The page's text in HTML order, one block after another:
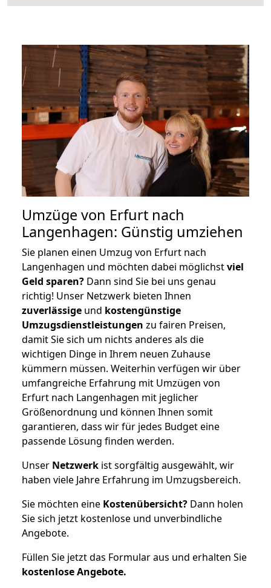
Umzüge von Erfurt nach
Langenhagen: Günstig umziehen
Sie planen einen Umzug von Erfurt nach
Langenhagen und möchten dabei möglichstviel
Geld sparen? Dann sind Sie bei uns genau
richtig! Unser Netzwerk bieten Ihnen
zuverlässige und kostengünstige
Umzugsdienstleistungen zu fairen Preisen,
damit Sie sich um nichts anderes als die
wichtigen Dinge in Ihrem neuen Zuhause
kümmern müssen. Weiterhin verfügen wir über
umfangreiche Erfahrung mit Umzügen von
Erfurt nach Langenhagen mit jeglicher
Größenordnung und können Ihnen somit
garantieren, dass wir für jedes Budget eine
passende Lösung finden werden.
Unser Netzwerk ist sorgfältig ausgewählt, wir
haben viele Jahre Erfahrung im Umzugsbereich.
Sie möchten eine Kostenübersicht? Dann holen
Sie sich jetzt kostenlose und unverbindliche
Angebote.
Füllen Sie jetzt das Formular aus und erhalten Sie
kostenloseAngebote.